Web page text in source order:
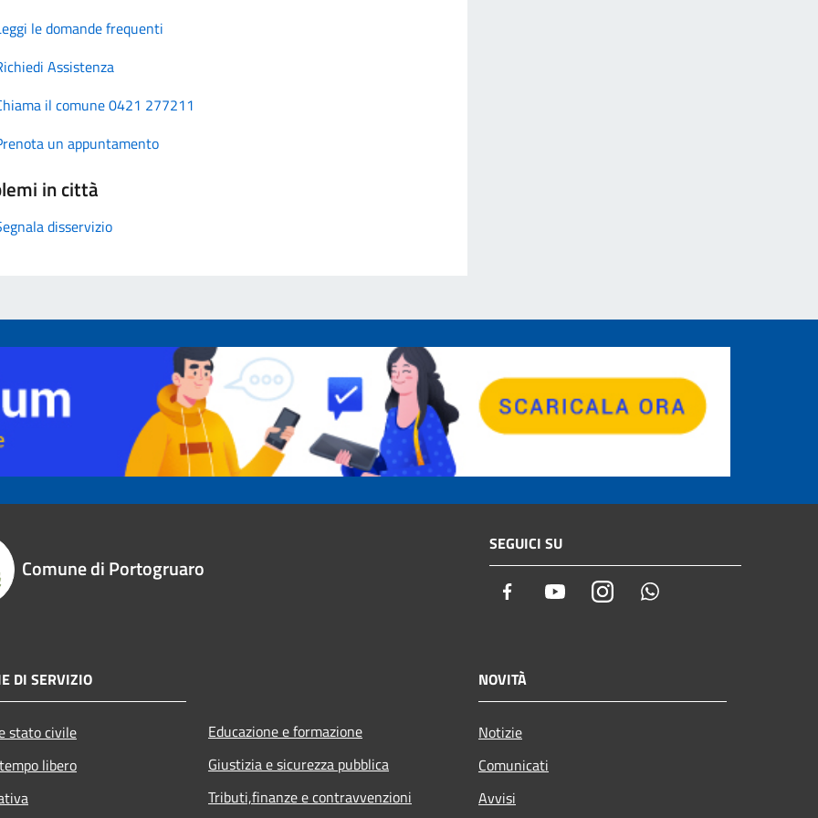
le domande frequenti
Assistenza
il comune 0421 277211
un appuntamento
in città
disservizio
Comune di Portogruaro
SEGUICI SU
Facebook YoutubeInstagram
DI SERVIZIO
stato civile
libero
Educazione e formazione
Giustizia e sicurezza pubblica
Tributi,finanze e contravvenzioni
NOVITÀ
Notizie
Comunicati
Avvisi